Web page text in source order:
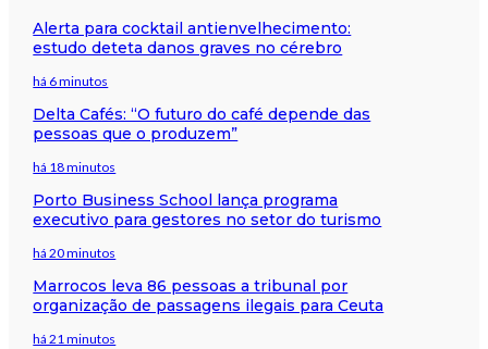
Alerta para cocktail antienvelhecimento:
estudo deteta danos graves no cérebro
há 6 minutos
Delta Cafés: “O futuro do café depende das
pessoas que o produzem”
há 18 minutos
Porto Business School lança programa
executivo para gestores no setor do turismo
há 20 minutos
Marrocos leva 86 pessoas a tribunal por
organização de passagens ilegais para Ceuta
há 21 minutos